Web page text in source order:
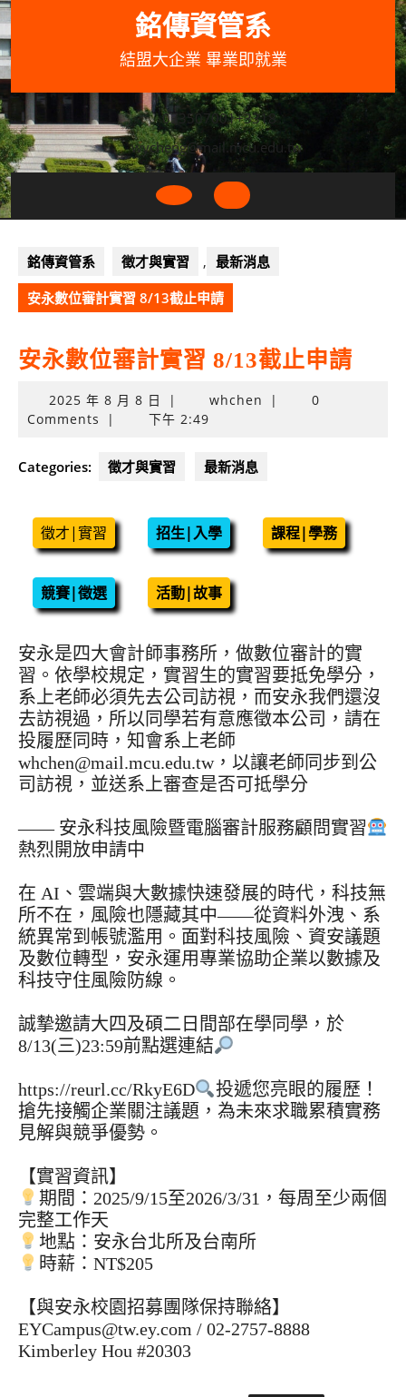
Skip
to
content
銘傳資管系
結盟大企業 畢業即就業
033507001+3318
wycheng@mail.mcu.edu.tw
Open
銘傳資管系
徵才與實習 , 最新消息
安永數位審計實習 8/13截止申請
安永數位審計實習 8/13截止申請
2025 年 8 月 8 日 2025
年
月
8
| whchen |
0
Comments
| 下午 2:49
Categories: 徵才與實習 最新消息
徵才|實習 招生|入學 課程|學務
競賽|徵選 活動|故事
安永是四大會計師事務所，做數位審計的實
習。依學校規定，實習生的實習要抵免學分，
系上老師必須先去公司訪視，而安永我們還沒
去訪視過，所以同學若有意應徵本公司，請在
投履歷同時，知會系上老師
whchen@mail.mcu.edu.tw，以讓老師同步到公
司訪視，並送系上審查是否可抵學分
—— 安永科技風險暨電腦審計服務顧問實習
熱烈開放申請中
在 AI、雲端與大數據快速發展的時代，科技無
所不在，風險也隱藏其中——從資料外洩、系
統異常到帳號濫用。面對科技風險、資安議題
及數位轉型，安永運用專業協助企業以數據及
科技守住風險防線。
誠摯邀請大四及碩二日間部在學同學，於
8/13(三)23:59前點選連結
https://reurl.cc/RkyE6D
投遞您亮眼的履歷！
搶先接觸企業關注議題，為未來求職累積實務
見解與競爭優勢。
【實習資訊】
期間：2025/9/15至2026/3/31，每周至少兩個
完整工作天
地點：安永台北所及台南所
時薪：NT$205
【與安永校園招募團隊保持聯絡】
EYCampus@tw.ey.com / 02-2757-8888
Kimberley Hou #20303